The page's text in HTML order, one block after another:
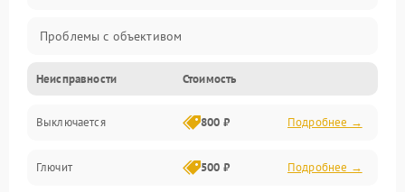
Проблемы с объективом
Электронные ошибки
Механические проблемы
Матрица и оптика
Неисправности Стоимость
Выключается 800 ₽ Подробнее →
Глючит 500 ₽ Подробнее →